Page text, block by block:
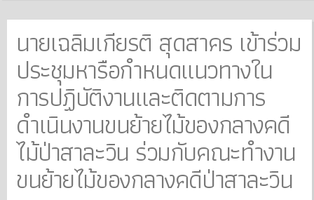
นายเฉลิมเกียรติ สุดสาคร เข้าร่วม
ประชุมหารือกำหนดแนวทางใน
การปฏิบัติงานและติดตามการ
ดำเนินงานขนย้ายไม้ของกลางคดี
ไม้ป่าสาละวิน ร่วมกับคณะทำงาน
ขนย้ายไม้ของกลางคดีป่าสาละวิน